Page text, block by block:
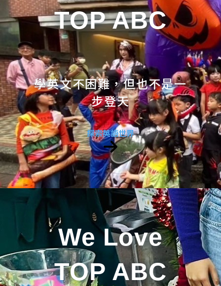
TOP ABC
學英文不困難，但也不是一
步登天
探索英語世界
We Love
TOP ABC